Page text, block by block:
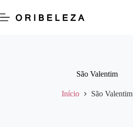
para
o
São Valentim
Início São Valentim